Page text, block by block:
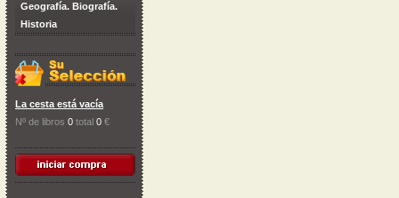
Geografía. Biografía.
Historia
La cesta está vacía
Nº de libros 0 total 0 €